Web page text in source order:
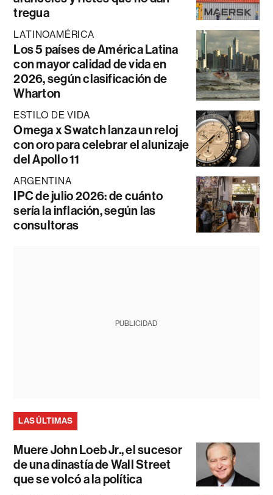
tregua
LATINOAMÉRICA
Los 5 países de América Latina
con mayor calidad de vida en
2026, según clasificación de
Wharton
ESTILO DE VIDA
Omega x Swatch lanza un reloj
con oro para celebrar el alunizaje
del Apollo 11
ARGENTINA
IPC de julio 2026: de cuánto
sería la inflación, según las
consultoras
PUBLICIDAD
LAS ÚLTIMAS
Muere John Loeb Jr., el sucesor
de una dinastía de Wall Street
que se volcó a la política